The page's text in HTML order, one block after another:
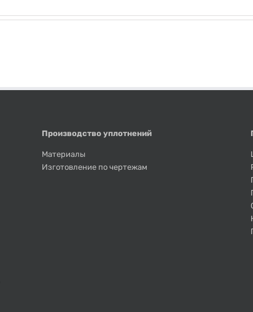
Производство уплотнений
Материалы
Изготовление по чертежам